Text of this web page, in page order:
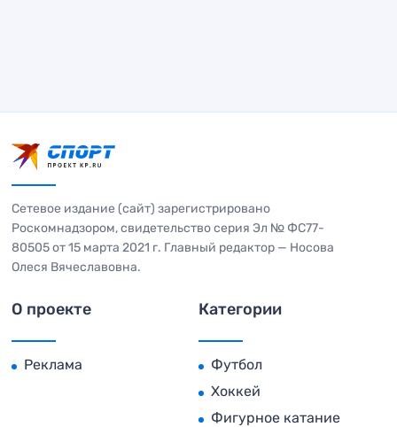
Сетевое издание (сайт) зарегистрировано
Роскомнадзором, свидетельство серия Эл № ФС77-
80505 от 15 марта 2021 г. Главный редактор — Носова
Олеся Вячеславовна.
О проекте
Реклама
Категории
Футбол
Хоккей
Фигурное катание